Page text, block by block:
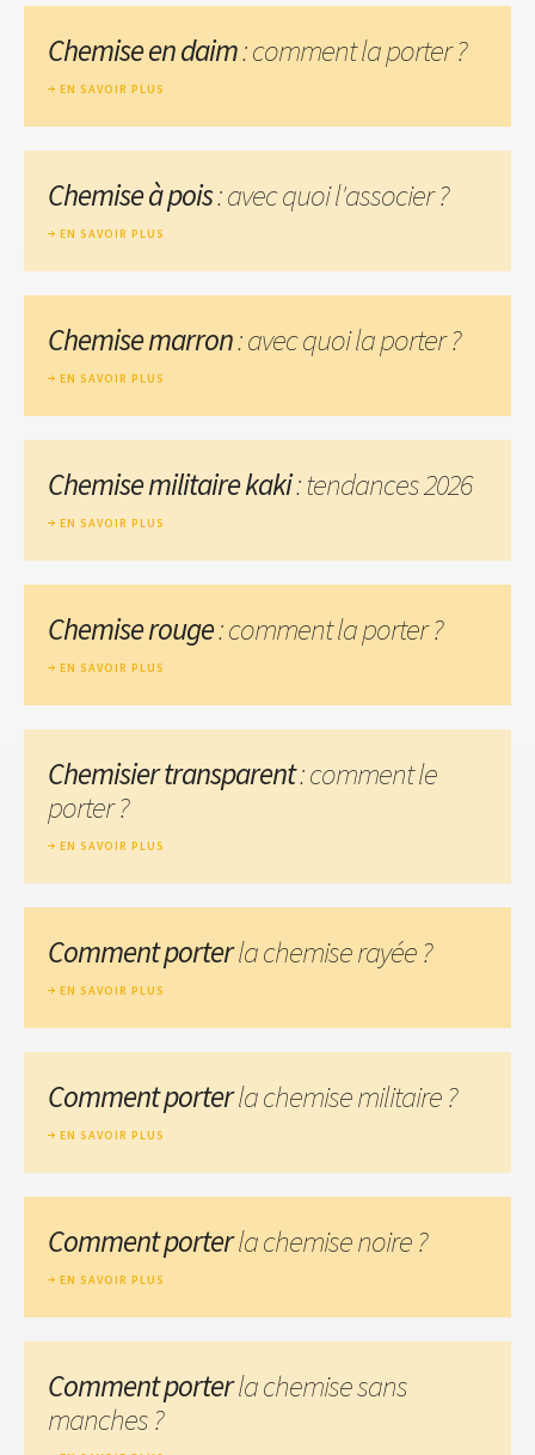
Chemise en daim: comment la porter ?
EN SAVOIR PLUS
Chemise à pois: avec quoi l'associer ?
EN SAVOIR PLUS
Chemise marron: avec quoi la porter ?
EN SAVOIR PLUS
Chemise militaire kaki: tendances 2026
EN SAVOIR PLUS
Chemise rouge: comment la porter ?
EN SAVOIR PLUS
Chemisier transparent: comment le
porter ?
EN SAVOIR PLUS
Comment porterla chemise rayée ?
EN SAVOIR PLUS
Comment porterla chemise militaire ?
EN SAVOIR PLUS
Comment porterla chemise noire ?
EN SAVOIR PLUS
Comment porterla chemise sans
manches ?